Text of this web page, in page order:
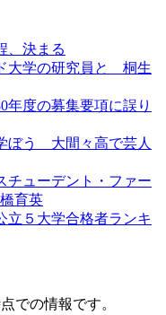
、決まる
大学の研究員と 桐生
年度の募集要項に誤り
ぼう 大間々高で芸人
チューデント・ファー
育英
立５大学合格者ランキ
での情報です。